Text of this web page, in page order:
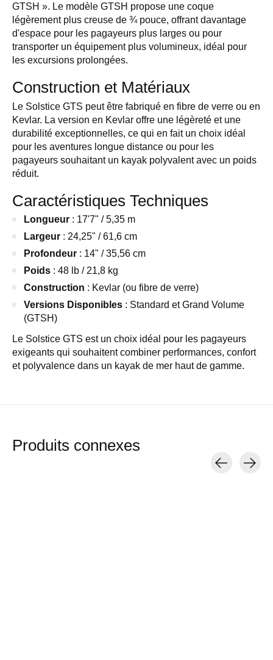
GTSH ». Le modèle GTSH propose une coque
légèrement plus creuse de ¾ pouce, offrant davantage
d'espace pour les pagayeurs plus larges ou pour
transporter un équipement plus volumineux, idéal pour
les excursions prolongées.
Construction et Matériaux
Le Solstice GTS peut être fabriqué en fibre de verre ou en
Kevlar. La version en Kevlar offre une légèreté et une
durabilité exceptionnelles, ce qui en fait un choix idéal
pour les aventures longue distance ou pour les
pagayeurs souhaitant un kayak polyvalent avec un poids
réduit.
Caractéristiques Techniques
Longueur : 17'7" / 5,35 m
Largeur : 24,25" / 61,6 cm
Profondeur : 14" / 35,56 cm
Poids : 48 lb / 21,8 kg
Construction : Kevlar (ou fibre de verre)
Versions Disponibles : Standard et Grand Volume
(GTSH)
Le Solstice GTS est un choix idéal pour les pagayeurs
exigeants qui souhaitent combiner performances, confort
et polyvalence dans un kayak de mer haut de gamme.
Produits connexes